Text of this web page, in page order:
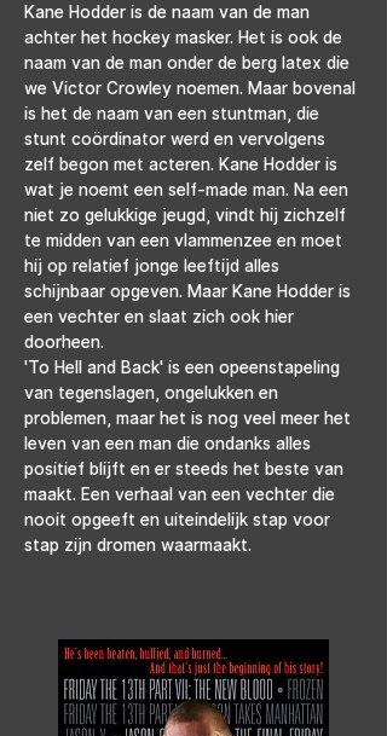
Kane Hodder is de naam van de man
achter het hockey masker. Het is ook de
naam van de man onder de berg latex die
we Victor Crowley noemen. Maar bovenal
is het de naam van een stuntman, die
stunt coördinator werd en vervolgens
zelf begon met acteren. Kane Hodder is
wat je noemt een self-made man. Na een
niet zo gelukkige jeugd, vindt hij zichzelf
te midden van een vlammenzee en moet
hij op relatief jonge leeftijd alles
schijnbaar opgeven. Maar Kane Hodder is
een vechter en slaat zich ook hier
doorheen.
'To Hell and Back' is een opeenstapeling
van tegenslagen, ongelukken en
problemen, maar het is nog veel meer het
leven van een man die ondanks alles
positief blijft en er steeds het beste van
maakt. Een verhaal van een vechter die
nooit opgeeft en uiteindelijk stap voor
stap zijn dromen waarmaakt.